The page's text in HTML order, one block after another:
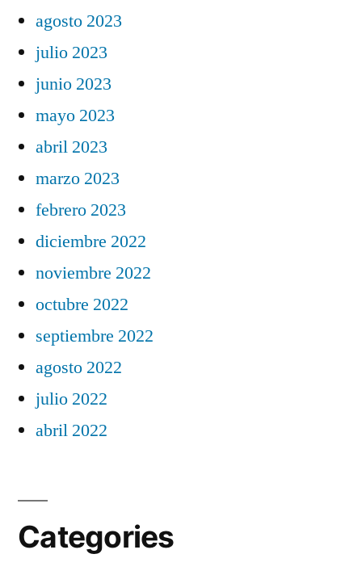
agosto 2023
julio 2023
junio 2023
mayo 2023
abril 2023
marzo 2023
febrero 2023
diciembre 2022
noviembre 2022
octubre 2022
septiembre 2022
agosto 2022
julio 2022
abril 2022
Categories